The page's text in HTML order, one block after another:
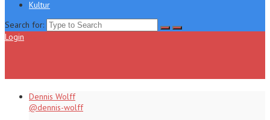
Kultur
Search for:
Login
Dennis Wolff
@dennis-wolff